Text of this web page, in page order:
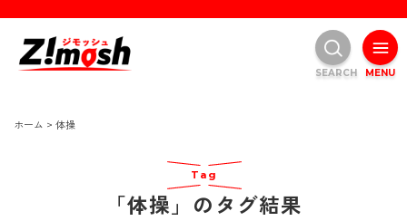
ホーム > 体操
Tag
「体操」のタグ結果
MENU
SEARCH